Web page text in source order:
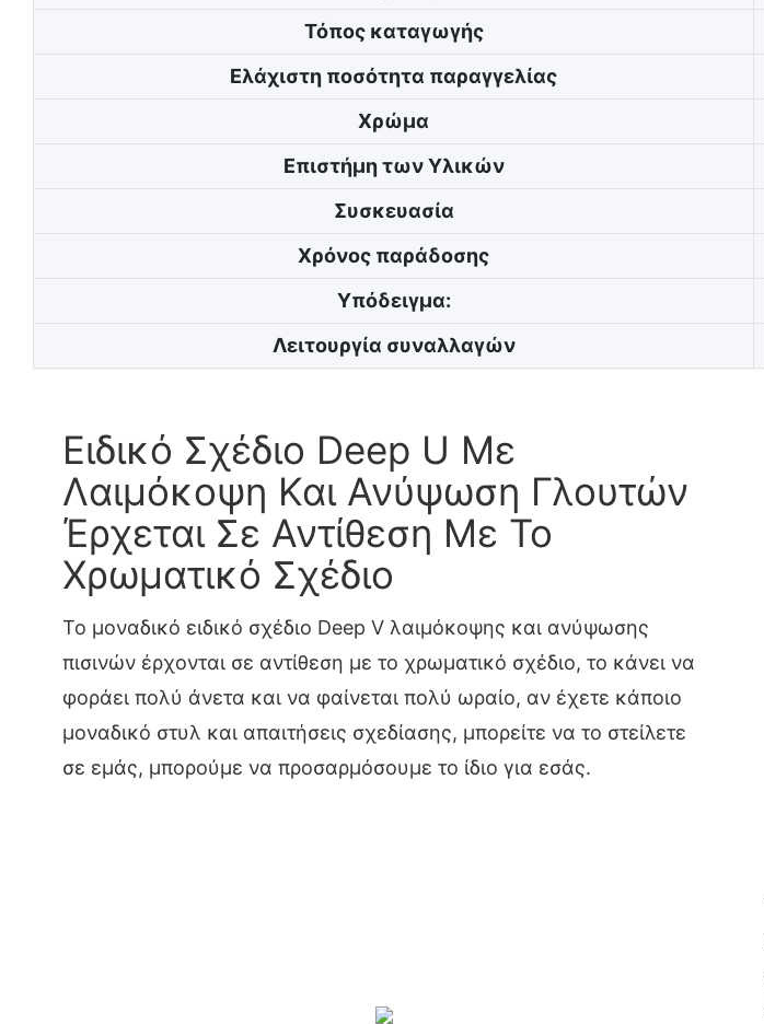
Τόπος καταγωγής
Ελάχιστη ποσότητα παραγγελίας
Χρώμα
Επιστήμη των Υλικών
Συσκευασία
Χρόνος παράδοσης
Υπόδειγμα:
Λειτουργία συναλλαγών
Ειδικό Σχέδιο Deep U Με
Λαιμόκοψη Και Ανύψωση Γλουτών
Έρχεται Σε Αντίθεση Με Το
Χρωματικό Σχέδιο
Το μοναδικό ειδικό σχέδιο Deep V λαιμόκοψης και ανύψωσης
πισινών έρχονται σε αντίθεση με το χρωματικό σχέδιο, το κάνει να
φοράει πολύ άνετα και να φαίνεται πολύ ωραίο, αν έχετε κάποιο
μοναδικό στυλ και απαιτήσεις σχεδίασης, μπορείτε να το στείλετε
σε εμάς, μπορούμε να προσαρμόσουμε το ίδιο για εσάς.